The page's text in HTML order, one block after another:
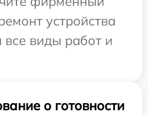
устройства
виды работ и
о готовности